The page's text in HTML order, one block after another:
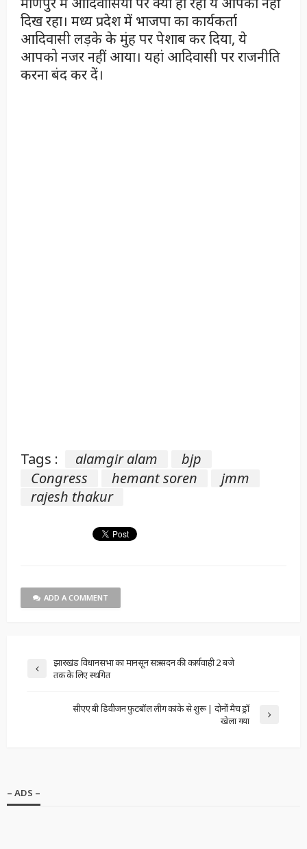
दिख रहा। मध्य प्रदेश में भाजपा का कार्यकर्ता
आदिवासी लड़के के मुंह पर पेशाब कर दिया, ये
आपको नजर नहीं आया। यहां आदिवासी पर राजनीति
करना बंद कर दें।
Tags : alamgir alam
bjp
Congress
hemant soren
jmm
rajesh thakur
ADD A COMMENT
झारखंड विधानसभा का मानसून सत्र: सदन की कार्यवाही 2 बजे
तक के लिए स्थगित
सीएए बी डिवीजन फुटबॉल लीग कांके से शुरू | दोनों मैच ड्रॉ
खेला गया
– ADS –